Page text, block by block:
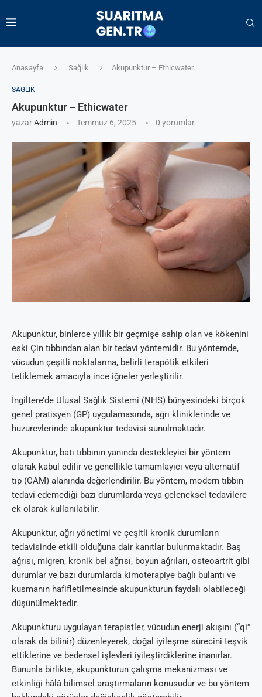
Anasayfa Sağlık Akupunktur – Ethicwater
SAĞLIK
Akupunktur – Ethicwater
yazarAdmin Temmuz 6, 2025 0 yorumlar
Akupunktur, binlerce yıllık bir geçmişe sahip olan ve kökenini
eski Çin tıbbından alan bir tedavi yöntemidir. Bu yöntemde,
vücudun çeşitli noktalarına, belirli terapötik etkileri
tetiklemek amacıyla ince iğneler yerleştirilir.
İngiltere’de Ulusal Sağlık Sistemi (NHS) bünyesindeki birçok
genel pratisyen (GP) uygulamasında, ağrı kliniklerinde ve
huzurevlerinde akupunktur tedavisi sunulmaktadır.
Akupunktur, batı tıbbının yanında destekleyici bir yöntem
olarak kabul edilir ve genellikle tamamlayıcı veya alternatif
tıp (CAM) alanında değerlendirilir. Bu yöntem, modern tıbbın
tedavi edemediği bazı durumlarda veya geleneksel tedavilere
ek olarak kullanılabilir.
Akupunktur, ağrı yönetimi ve çeşitli kronik durumların
tedavisinde etkili olduğuna dair kanıtlar bulunmaktadır. Baş
ağrısı, migren, kronik bel ağrısı, boyun ağrıları, osteoartrit gibi
durumlar ve bazı durumlarda kimoterapiye bağlı bulantı ve
kusmanın hafifletilmesinde akupunkturun faydalı olabileceği
düşünülmektedir.
Akupunkturu uygulayan terapistler, vücudun enerji akışını (“qi”
olarak da bilinir) düzenleyerek, doğal iyileşme sürecini teşvik
ettiklerine ve bedensel işlevleri iyileştirdiklerine inanırlar.
Bununla birlikte, akupunkturun çalışma mekanizması ve
etkinliği hâlâ bilimsel araştırmaların konusudur ve bu yöntem